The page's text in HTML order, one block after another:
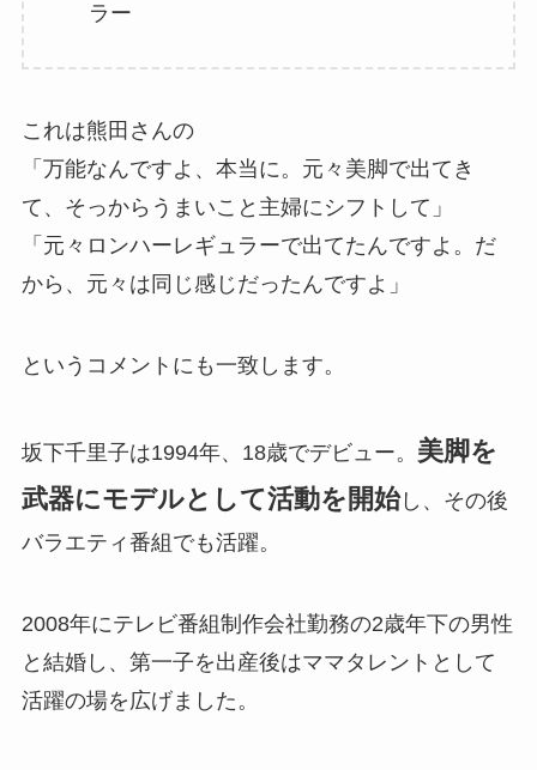
ラー
これは熊田さんの
「万能なんですよ、本当に。元々美脚で出てき
て、そっからうまいこと主婦にシフトして」
「元々ロンハーレギュラーで出てたんですよ。だ
から、元々は同じ感じだったんですよ」
というコメントにも一致します。
坂下千里子は1994年、18歳でデビュー。 美脚を
武器にモデルとして活動を開始し、その後
バラエティ番組でも活躍。
2008年にテレビ番組制作会社勤務の2歳年下の男性
と結婚し、第一子を出産後はママタレントとして
活躍の場を広げました。